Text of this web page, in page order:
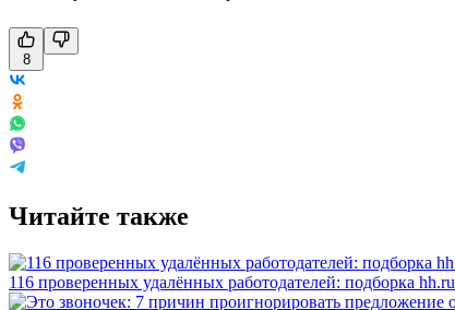
8
Читайте также
116 проверенных удалённых работодателей: подборка hh.ru